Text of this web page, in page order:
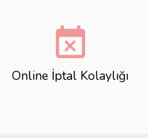
event_busy
Online İptal Kolaylığı